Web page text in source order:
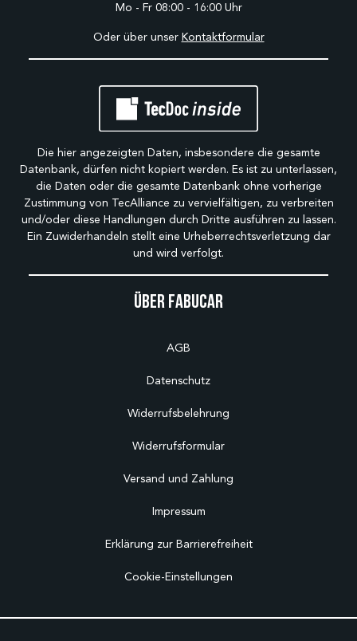
Über Fabucar
AGB
Datenschutz
Widerrufsbelehrung
Widerrufsformular
Versand und Zahlung
Impressum
Erklärung zur Barrierefreiheit
Cookie-Einstellungen
Mo - Fr 08:00 - 16:00 Uhr
Oder über unser Kontaktformular
Die hier angezeigten Daten, insbesondere die gesamte
Datenbank, dürfen nicht kopiert werden. Es ist zu unterlassen,
die Daten oder die gesamte Datenbank ohne vorherige
Zustimmung von TecAlliance zu vervielfältigen, zu verbreiten
und/oder diese Handlungen durch Dritte ausführen zu lassen.
Ein Zuwiderhandeln stellt eine Urheberrechtsverletzung dar
und wird verfolgt.